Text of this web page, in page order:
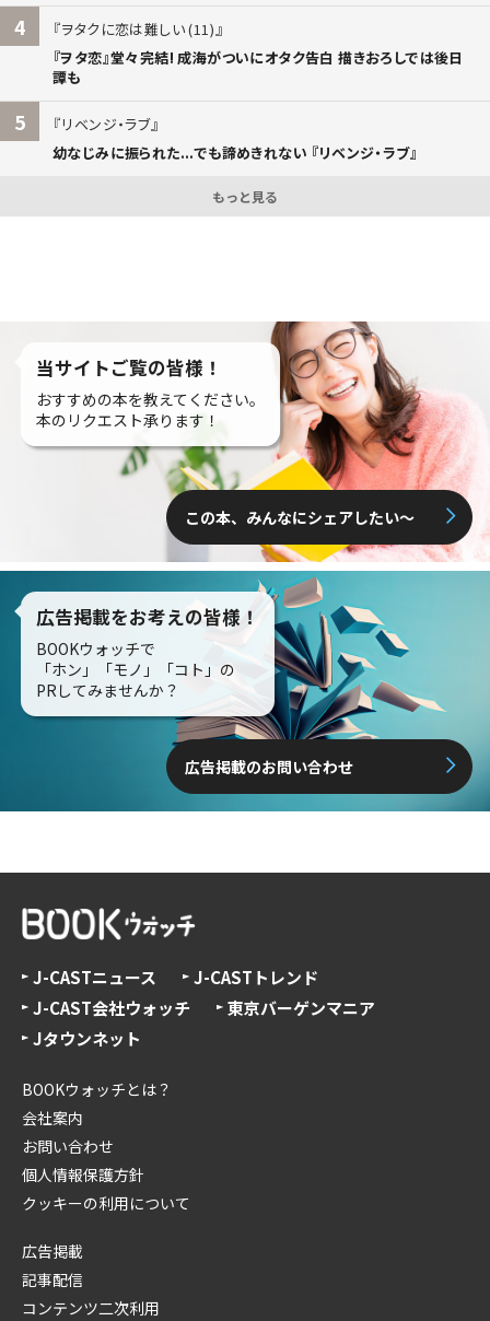
4
ヲタクに恋は難しい (11)
『ヲタ恋』堂々完結! 成海がついにオタク告白 描きおろしでは後日
譚も
5
リベンジ・ラブ
幼なじみに振られた...でも諦めきれない 『リベンジ・ラブ』
もっと見る
当サイトご覧の皆様！
おすすめの本を教えてください。
本のリクエスト承ります！
この本、みんなにシェアしたい〜
広告掲載をお考えの皆様！
BOOKウォッチで
「ホン」「モノ」「コト」の
PRしてみませんか？
広告掲載のお問い合わせ
J-CASTニュース
J-CASTトレンド
J-CAST会社ウォッチ
東京バーゲンマニア
Jタウンネット
BOOKウォッチとは？
会社案内
お問い合わせ
個人情報保護方針
クッキーの利用について
広告掲載
記事配信
コンテンツ二次利用